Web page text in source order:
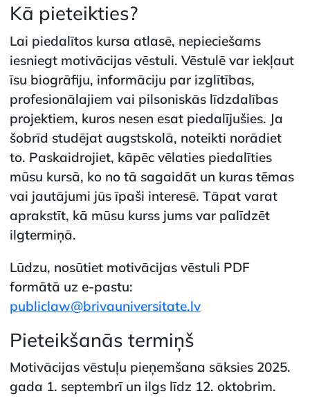
Kā pieteikties?
Lai piedalītos kursa atlasē, nepieciešams
iesniegt motivācijas vēstuli. Vēstulē var iekļaut
īsu biogrāfiju, informāciju par izglītības,
profesionālajiem vai pilsoniskās līdzdalības
projektiem, kuros nesen esat piedalījušies. Ja
šobrīd studējat augstskolā, noteikti norādiet
to. Paskaidrojiet, kāpēc vēlaties piedalīties
mūsu kursā, ko no tā sagaidāt un kuras tēmas
vai jautājumi jūs īpaši interesē. Tāpat varat
aprakstīt, kā mūsu kurss jums var palīdzēt
ilgtermiņā.
Lūdzu, nosūtiet motivācijas vēstuli PDF
formātā uz e-pastu:
publiclaw@brivauniversitate.lv
Pieteikšanās termiņš
Motivācijas vēstuļu pieņemšana sāksies 2025.
gada 1. septembrī un ilgs līdz 12. oktobrim.